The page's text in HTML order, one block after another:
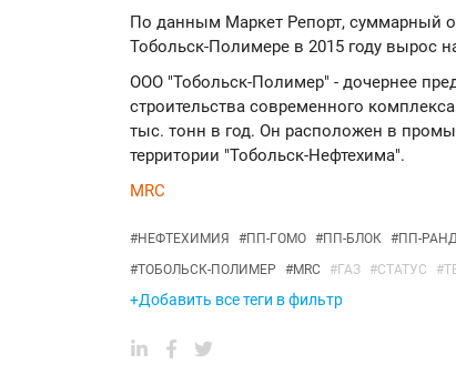
По данным Маркет Репорт, суммарный
Тобольск-Полимере в 2015 году вырос
ООО "Тобольск-Полимер" - дочернее
строительства современного
тыс. тонн в год. Он расположен в
территории "Тобольск-Нефтехима".
MRC
#НЕФТЕХИМИЯ #ПП-ГОМО #ПП-БЛОК #ПП-
#ТОБОЛЬСК-ПОЛИМЕР #MRC #ГАЗ #СТАТУС #
+Добавить все теги в фильтр